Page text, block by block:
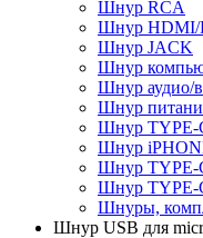
Шнур RCA
Шнур
Шнур JACK
Шнур
Шнур аудио/
Шнур
Шнур TYPE-
Шнур
Шнур TYPE-
Шнур TYPE-
Шнуры,
Шнур USB для